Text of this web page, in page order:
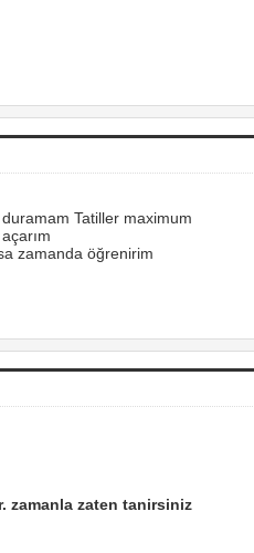
Tatiller maximum
zamanda öğrenirim
zamanla zaten tanirsiniz